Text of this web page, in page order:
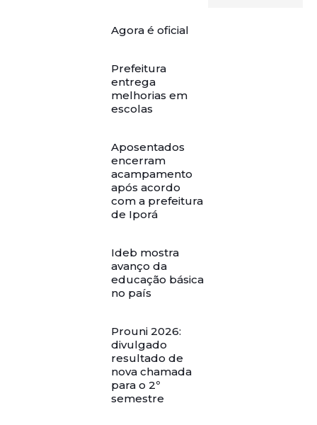
Agora é oficial
Prefeitura
entrega
melhorias em
escolas
Aposentados
encerram
acampamento
após acordo
com a prefeitura
de Iporá
Ideb mostra
avanço da
educação básica
no país
Prouni 2026:
divulgado
resultado de
nova chamada
para o 2º
semestre